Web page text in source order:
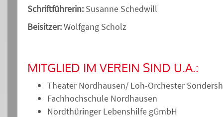
Schriftführerin: Susanne Schedwill
Beisitzer:Wolfgang Scholz
MITGLIED IM VEREIN SIND U.A.:
Theater Nordhausen/ Loh-Orchester
Fachhochschule Nordhausen
Nordthüringer Lebenshilfe gGmbH